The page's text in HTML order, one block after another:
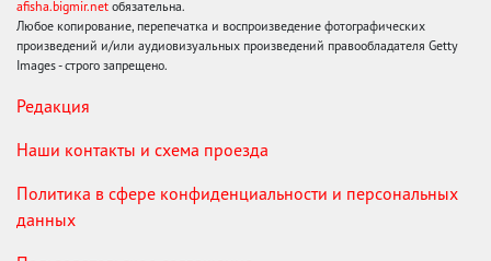
afisha.bigmir.net обязательна.
Любое копирование, перепечатка и воспроизведение фотографических
произведений и/или аудиовизуальных произведений правообладателя Getty
Images - строго запрещено.
Редакция
Наши контакты и схема проезда
Политика в сфере конфиденциальности и персональных
данных